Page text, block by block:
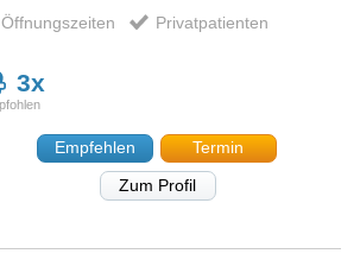
Öffnungszeiten Privatpatienten
3x
Empfehlen
Termin
Zum Profil